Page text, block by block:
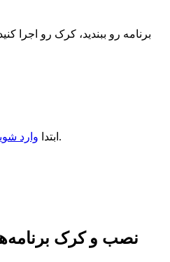
برنامه رو ببندید، کرک رو اجرا
ابتدا وارد تا بتوانید دیدگاهی ارسال کنید.
نصب و کرک